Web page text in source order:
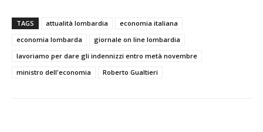
TAGS attualità lombardia
economia italiana
economia lombarda
giornale on line lombardia
lavoriamo per dare gli indennizzi entro metà novembre
ministro dell'economia
Roberto Gualtieri